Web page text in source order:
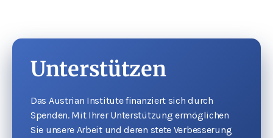
Unterstützen
Das Austrian Institute finanziert sich durch
Spenden. Mit Ihrer Unterstützung ermöglichen
Sie unsere Arbeit und deren stete Verbesserung